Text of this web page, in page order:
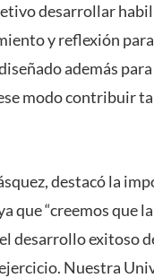
desarrollar
y reflexión
además
modo contribuir
destacó la
que “creemos que
desarrollo exitoso
Nuestra